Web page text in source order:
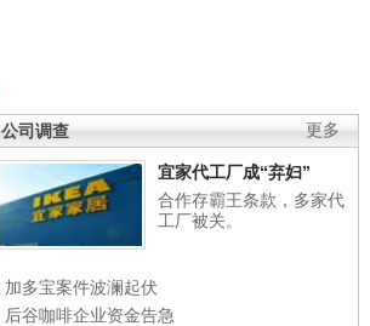
更多
公司调查
宜家代工厂成“弃妇”
合作存霸王条款，多家代
工厂被关。
加多宝案件波澜起伏
后谷咖啡企业资金告急